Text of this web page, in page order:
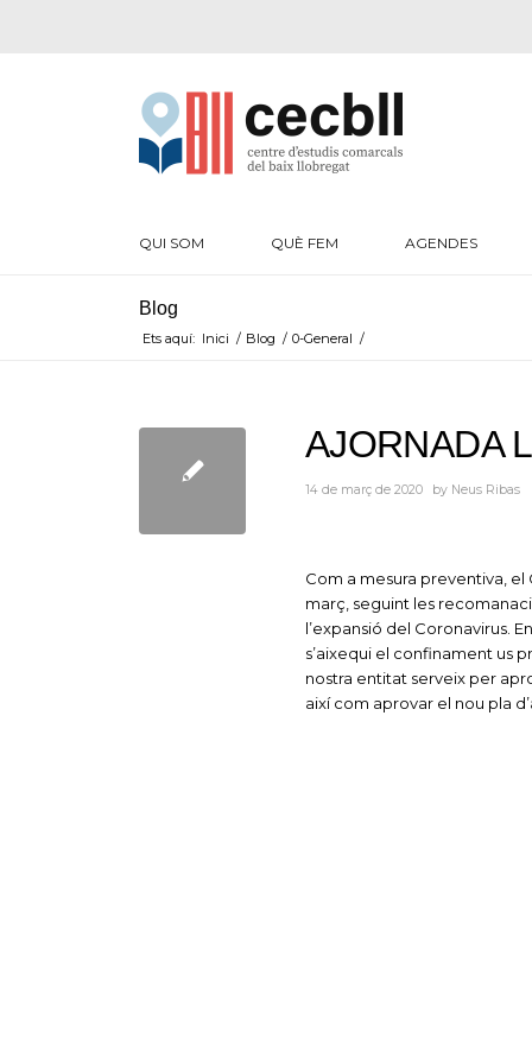
QUI SOM QUÈ FEM AGENDES
Blog
Ets aquí: Inici / Blog / 0-General /
AJORNADA
14 de març de 2020 by Neus Ribas
Com a mesura preventiva, el
març, seguint les
l’expansió del Coronavirus.
s’aixequi el confinament us
nostra entitat serveix per
així com aprovar el nou pla